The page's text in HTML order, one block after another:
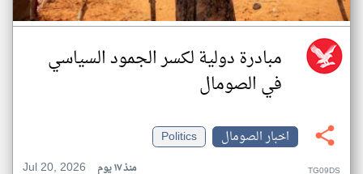
مبادرة دولية لكسر الجمود السياسي
في الصومال
اخبار الصومال
Politics
Jul 20, 2026
منذ ١٧ يوم